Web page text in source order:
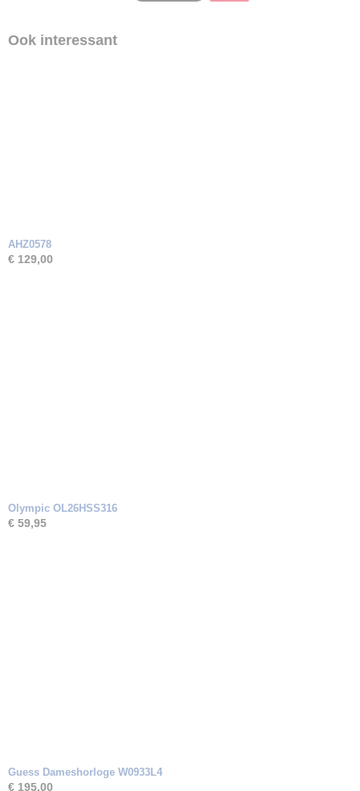
Ook interessant
AHZ0578
€ 129,00
Olympic OL26HSS316
€ 59,95
Guess Dameshorloge W0933L4
€ 195,00